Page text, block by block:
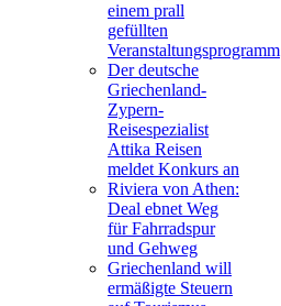
einem prall
gefüllten
Veranstaltungsprogramm
Der deutsche
Griechenland-
Zypern-
Reisespezialist
Attika Reisen
meldet Konkurs an
Riviera von Athen:
Deal ebnet Weg
für Fahrradspur
und Gehweg
Griechenland will
ermäßigte Steuern